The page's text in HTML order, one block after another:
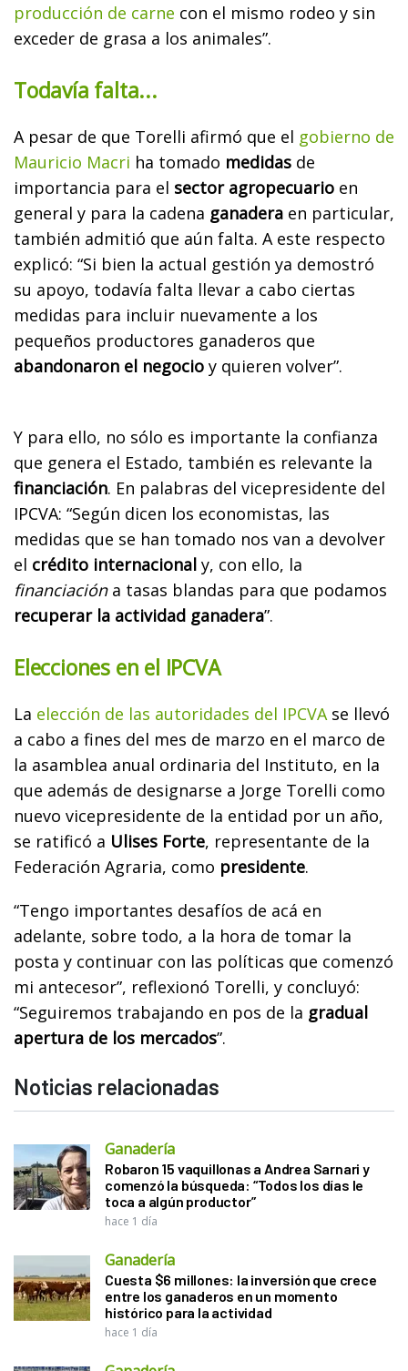
producción de carne con el mismo rodeo y sin
exceder de grasa a los animales”.
Todavía falta...
A pesar de que Torelli afirmó que el gobierno de
Mauricio Macri ha tomado medidas de
importancia para el sector agropecuario en
general y para la cadena ganadera en particular,
también admitió que aún falta. A este respecto
explicó: “Si bien la actual gestión ya demostró
su apoyo, todavía falta llevar a cabo ciertas
medidas para incluir nuevamente a los
pequeños productores ganaderos que
abandonaron el negocio y quieren volver”.
Y para ello, no sólo es importante la confianza
que genera el Estado, también es relevante la
financiación. En palabras del vicepresidente del
IPCVA: “Según dicen los economistas, las
medidas que se han tomado nos van a devolver
el crédito internacional y, con ello, la
financiacióna tasas blandas para que podamos
recuperar la actividad ganadera”.
Elecciones en el IPCVA
La elección de las autoridades del IPCVAse llevó
a cabo a fines del mes de marzo en el marco de
la asamblea anual ordinaria del Instituto, en la
que además de designarse a Jorge Torelli como
nuevo vicepresidente de la entidad por un año,
se ratificó a Ulises Forte, representante de la
Federación Agraria, como presidente.
“Tengo importantes desafíos de acá en
adelante, sobre todo, a la hora de tomar la
posta y continuar con las políticas que comenzó
mi antecesor”, reflexionó Torelli, y concluyó:
“Seguiremos trabajando en pos de la gradual
apertura de los mercados”.
Noticias relacionadas
Ganadería
Robaron 15 vaquillonas a Andrea Sarnari y
comenzó la búsqueda: “Todos los días le
toca a algún productor”
hace 1 día
Ganadería
Cuesta $6 millones: la inversión que crece
entre los ganaderos en un momento
histórico para la actividad
hace 1 día